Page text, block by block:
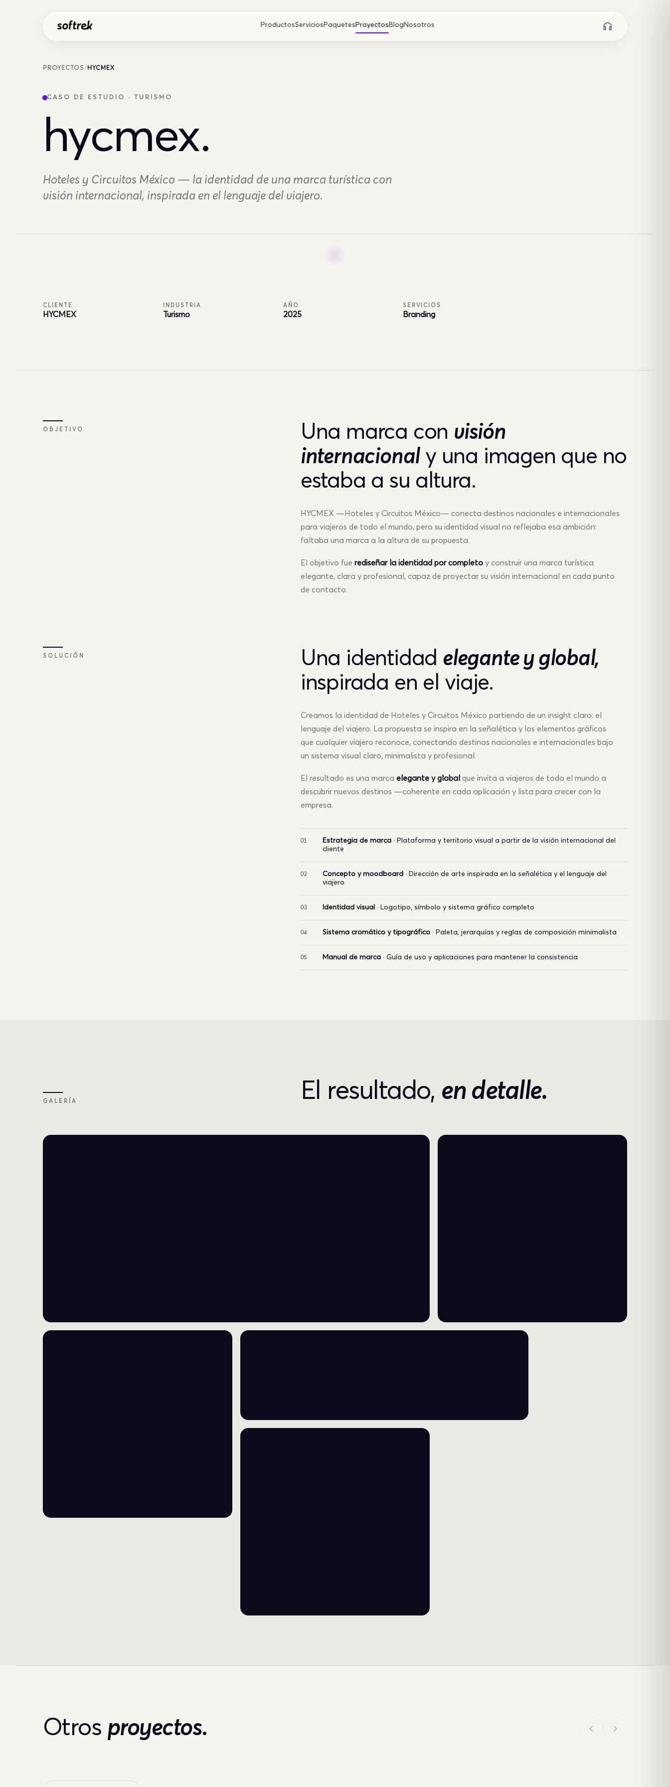
ProductosServiciosPaquetesProyectosBlogNosotros
PROYECTOS/ HYCMEX
CASO DE ESTUDIO · TURISMO
hycmex.
Hoteles y Circuitos México — la identidad de una marca turística con
visión internacional, inspirada en el lenguaje del viajero.
CLIENTE
HYCMEX
INDUSTRIA
Turismo
AÑO
2025
SERVICIOS
Branding
OBJETIVO Una marca con visión
internacionaly una imagen que no
estaba a su altura.
HYCMEX —Hoteles y Circuitos México— conecta destinos nacionales e internacionales
para viajeros de todo el mundo, pero su identidad visual no reflejaba esa ambición:
faltaba una marca a la altura de su propuesta.
El objetivo fue rediseñar la identidad por completoy construir una marca turística
elegante, clara y profesional, capaz de proyectar su visión internacional en cada punto
de contacto.
SOLUCIÓN Una identidad elegante y global,
inspirada en el viaje.
Creamos la identidad de Hoteles y Circuitos México partiendo de un insight claro: el
lenguaje del viajero. La propuesta se inspira en la señalética y los elementos gráficos
que cualquier viajero reconoce, conectando destinos nacionales e internacionales bajo
un sistema visual claro, minimalista y profesional.
El resultado es una marca elegante y global que invita a viajeros de todo el mundo a
descubrir nuevos destinos —coherente en cada aplicación y lista para crecer con la
empresa.
01 Estrategia de marca· Plataforma y territorio visual a partir de la visión internacional del
cliente
02 Concepto y moodboard · Dirección de arte inspirada en la señalética y el lenguaje del
viajero
03 Identidad visual · Logotipo, símbolo y sistema gráfico completo
04 Sistema cromático y tipográfico· Paleta, jerarquías y reglas de composición minimalista
05 Manual de marca· Guía de uso y aplicaciones para mantener la consistencia
GALERÍA El resultado, en detalle.
Otros proyectos.